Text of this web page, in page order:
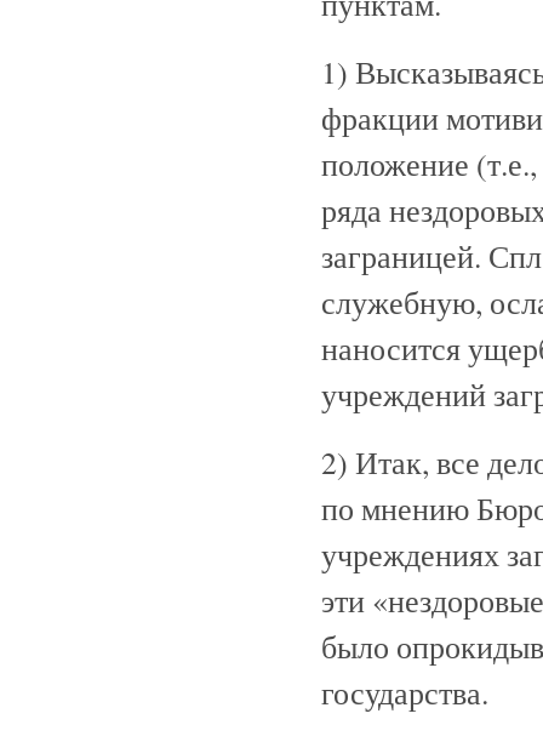
1)
фракции
положение
ряда
заграницей.
служебную,
наносится
учреждений
2) Итак, все
по мнению
учреждениях
эти
было
государства.